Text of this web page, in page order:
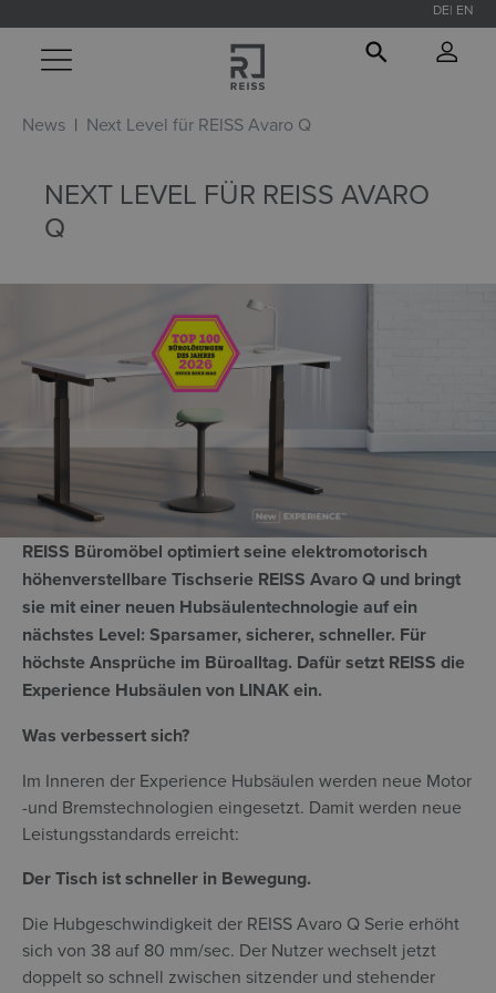
springen
DE EN
News Next Level für REISS Avaro Q
NEXT LEVEL FÜR REISS AVARO
Q
REISS Büromöbel optimiert seine elektromotorisch
höhenverstellbare Tischserie REISS Avaro Q und bringt
sie mit einer neuen Hubsäulentechnologie auf ein
nächstes Level: Sparsamer, sicherer, schneller. Für
höchste Ansprüche im Büroalltag. Dafür setzt REISS die
Experience Hubsäulen von LINAK ein.
Was verbessert sich?
Im Inneren der Experience Hubsäulen werden neue Motor
-und Bremstechnologien eingesetzt. Damit werden neue
Leistungsstandards erreicht:
Der Tisch ist schneller in Bewegung.
Die Hubgeschwindigkeit der REISS Avaro Q Serie erhöht
sich von 38 auf 80 mm/sec. Der Nutzer wechselt jetzt
doppelt so schnell zwischen sitzender und stehender